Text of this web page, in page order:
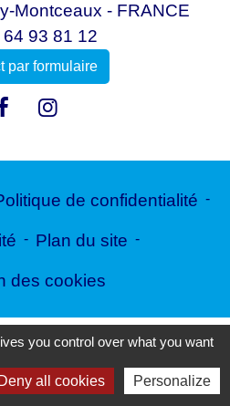
Montceaux - FRANCE
64 93 81 12
par formulaire
de confidentialité -
- Plan du site -
des cookies
avec Réseau des Communes
you control over what you want
Deny all cookies Personalize